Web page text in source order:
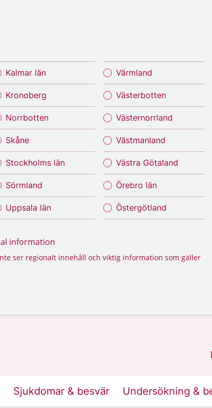
Kalmar län
Kronoberg
Norrbotten
Skåne
Stockholms län
Sörmland
Uppsala län
Värmland
Västerbotten
Västernorrland
Västmanland
Västra Götaland
Örebro län
Östergötland
information
ser regionalt innehåll och viktig information som gäller
Sjukdomar & besvär Undersökning &